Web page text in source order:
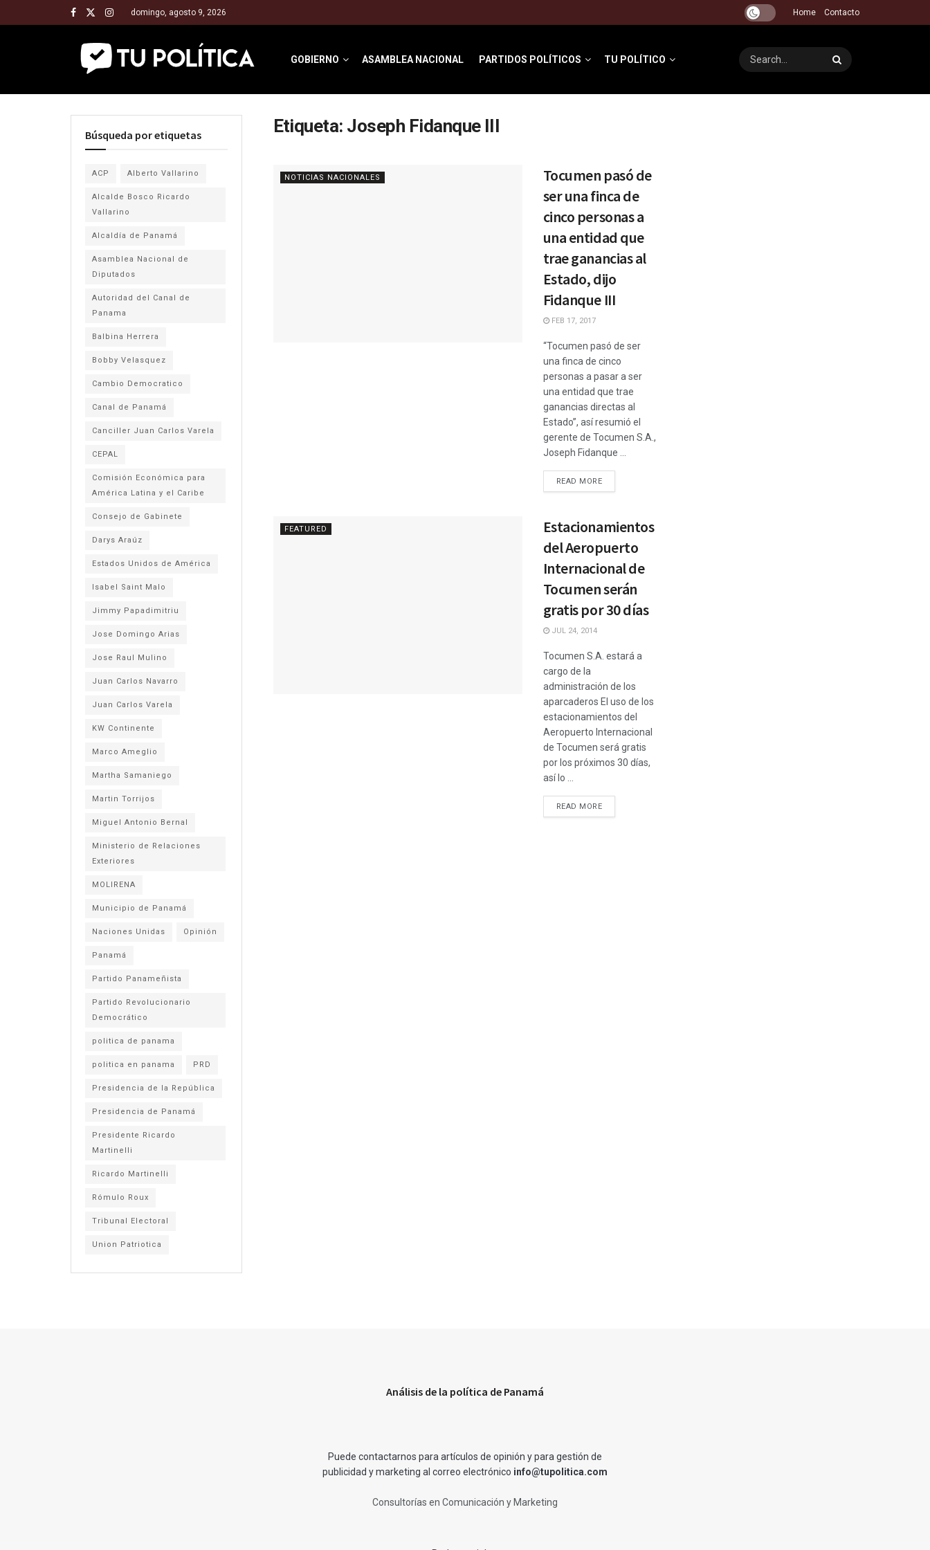
domingo, agosto 9, 2026 Home Contacto
GOBIERNO ASAMBLEA NACIONAL PARTIDOS POLÍTICOS TU POLÍTICO
Etiqueta: Joseph Fidanque III
NOTICIAS NACIONALES
Tocumen pasó de
ser una finca de
cinco personas a
una entidad que
trae ganancias al
Estado, dijo
Fidanque III
FEB 17, 2017
“Tocumen pasó de ser
una finca de cinco
personas a pasar a ser
una entidad que trae
ganancias directas al
Estado”, así resumió el
gerente de Tocumen S.A.,
Joseph Fidanque ...
READ MORE
FEATURED
Estacionamientos
del Aeropuerto
Internacional de
Tocumen serán
gratis por 30 días
JUL 24, 2014
Tocumen S.A. estará a
cargo de la
administración de los
aparcaderos El uso de los
estacionamientos del
Aeropuerto Internacional
de Tocumen será gratis
por los próximos 30 días,
así lo ...
READ MORE
Búsqueda por etiquetas
ACP Alberto Vallarino
Alcalde Bosco Ricardo
Vallarino
Alcaldía de Panamá
Asamblea Nacional de
Diputados
Autoridad del Canal de
Panama
Balbina Herrera
Bobby Velasquez
Cambio Democratico
Canal de Panamá
Canciller Juan Carlos Varela
CEPAL
Comisión Económica para
América Latina y el Caribe
Consejo de Gabinete
Darys Araúz
Estados Unidos de América
Isabel Saint Malo
Jimmy Papadimitriu
Jose Domingo Arias
Jose Raul Mulino
Juan Carlos Navarro
Juan Carlos Varela
KW Continente
Marco Ameglio
Martha Samaniego
Martin Torrijos
Miguel Antonio Bernal
Ministerio de Relaciones
Exteriores
MOLIRENA
Municipio de Panamá
Naciones Unidas Opinión
Panamá
Partido Panameñista
Partido Revolucionario
Democrático
politica de panama
politica en panama PRD
Presidencia de la República
Presidencia de Panamá
Presidente Ricardo
Martinelli
Ricardo Martinelli
Rómulo Roux
Tribunal Electoral
Union Patriotica
Análisis de la política de Panamá
Puede contactarnos para artículos de opinión y para gestión de
publicidad y marketing al correo electrónico info@tupolitica.com
Consultorías en Comunicación y Marketing